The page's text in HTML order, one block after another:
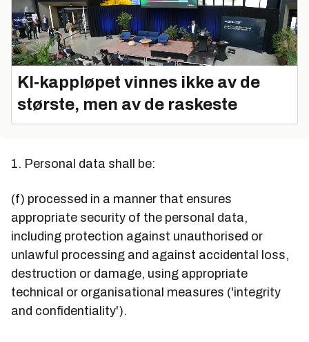
KI‑kappløpet vinnes ikke av de
største, men av de raskeste
1. Personal data shall be:
(f) processed in a manner that ensures
appropriate security of the personal data,
including protection against unauthorised or
unlawful processing and against accidental loss,
destruction or damage, using appropriate
technical or organisational measures ('integrity
and confidentiality').